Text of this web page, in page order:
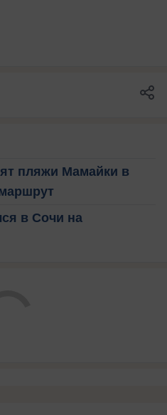
пляжи Мамайки в
в Сочи на